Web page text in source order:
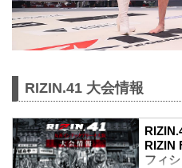
RIZIN.41 大会情報
RIZIN
フィ